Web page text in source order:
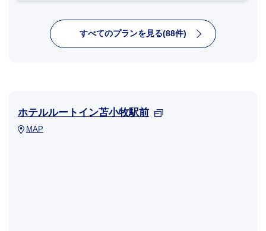
すべてのプランを見る(88件)
ホテルルートイン苫小牧駅前
MAP